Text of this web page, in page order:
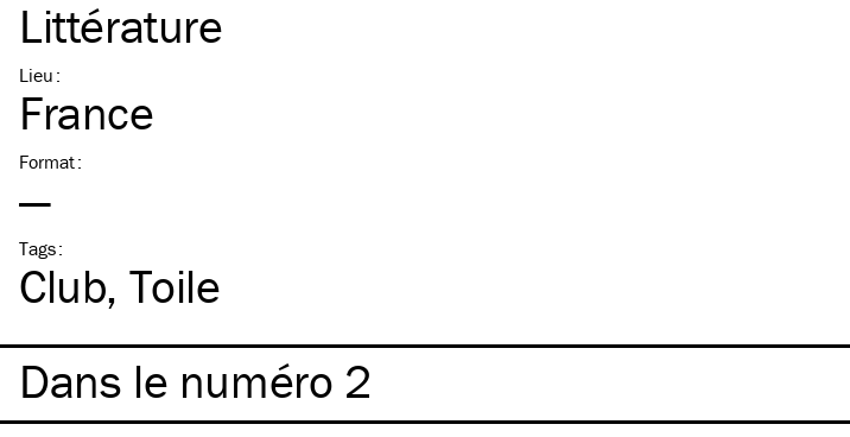
Littérature
Lieu :
France
Format:
—
Tags:
Club Toile
Dans le numéro 2